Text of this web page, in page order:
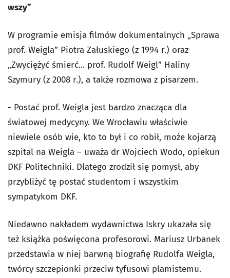
wszy”
W programie emisja filmów dokumentalnych „Sprawa
prof. Weigla” Piotra Załuskiego (z 1994 r.) oraz
„Zwyciężyć śmierć... prof. Rudolf Weigl” Haliny
Szymury (z 2008 r.), a także rozmowa z pisarzem.
- Postać prof. Weigla jest bardzo znacząca dla
światowej medycyny. We Wrocławiu właściwie
niewiele osób wie, kto to był i co robił, może kojarzą
szpital na Weigla – uważa dr Wojciech Wodo, opiekun
DKF Politechniki. Dlatego zrodził się pomysł, aby
przybliżyć tę postać studentom i wszystkim
sympatykom DKF.
Niedawno nakładem wydawnictwa Iskry ukazała się
też książka poświęcona profesorowi. Mariusz Urbanek
przedstawia w niej barwną biografię Rudolfa Weigla,
twórcy szczepionki przeciw tyfusowi plamistemu.